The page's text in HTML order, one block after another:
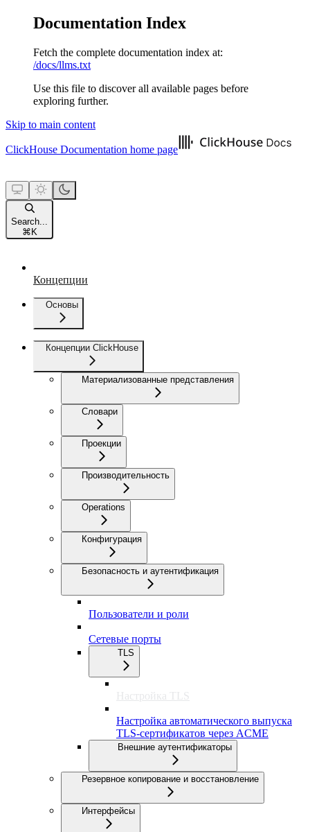
Documentation Index
Fetch the complete documentation index at:
/docs/llms.txt
Use this file to discover all available pages before
exploring further.
Skip to main content
ClickHouse Documentation home page
Search...
⌘ K
Концепции
Основы
Концепции ClickHouse
Материализованные представления
Словари
Проекции
Производительность
Operations
Конфигурация
Безопасность и аутентификация
Пользователи и роли
Сетевые порты
TLS
Настройка TLS
Настройка автоматического выпуска
TLS-сертификатов через ACME
Внешние аутентификаторы
Резервное копирование и восстановление
Интерфейсы